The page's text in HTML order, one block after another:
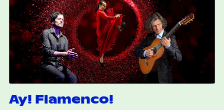
Ay! Flamenco!